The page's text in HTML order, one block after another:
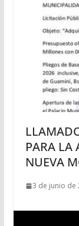
PARA LA
NUEVA
3 de junio de